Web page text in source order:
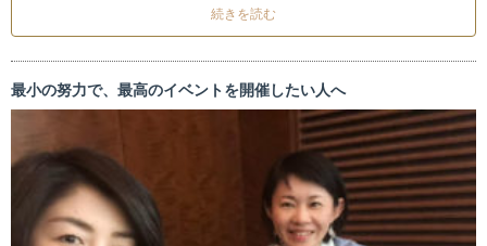
続きを読む
最小の努力で、最高のイベントを開催したい人へ